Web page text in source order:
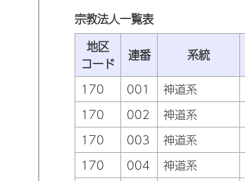
宗教法人一覧表
地区
コード
連番 系統
170
001 神道系
170
002 神道系
170
003 神道系
170
004 神道系